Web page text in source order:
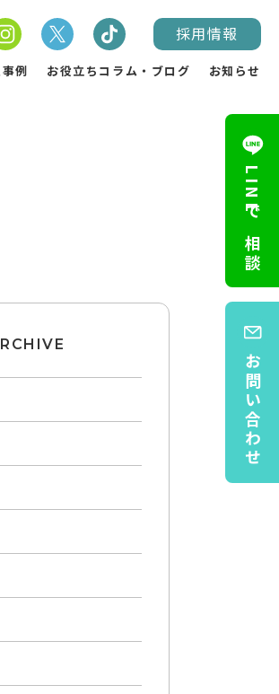
例 お役立ちコラム・ブログ お知らせ
採用情報
LINEで相談
お問い合わせ